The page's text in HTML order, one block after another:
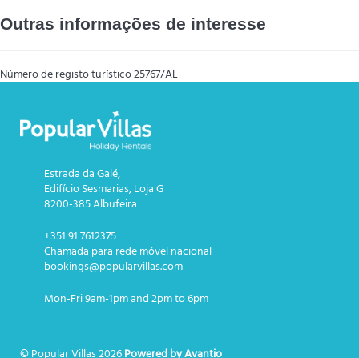
Outras informações de interesse
Número de registo turístico25767/AL
Estrada da Galé,
Edifício Sesmarias, Loja G
8200-385 Albufeira
+351 91 7612375
Chamada para rede móvel nacional
bookings@popularvillas.com
Mon-Fri 9am-1pm and 2pm to 6pm